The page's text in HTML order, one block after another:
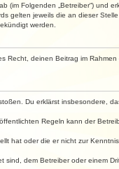
(im Folgenden „Betreiber“) und
gelten jeweils die an dieser
werden.
Recht, deinen Beitrag im Rahmen
Du erklärst insbesondere,
Regeln kann der
hat oder die er nicht zur
dem Betreiber oder einem